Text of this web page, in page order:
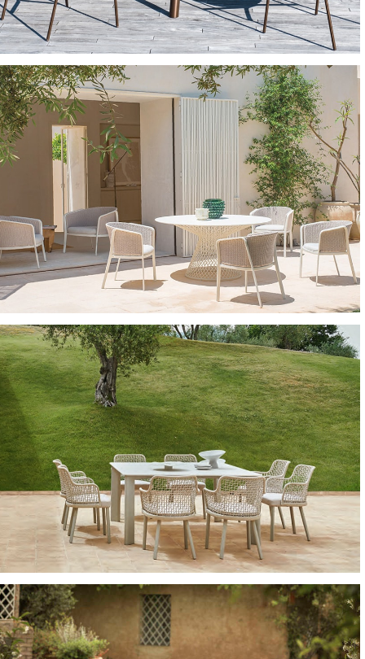
TAVOLI E TAVOLINI
SEDIE E POLTRONCINE
TAVOLI E TAVOLINI